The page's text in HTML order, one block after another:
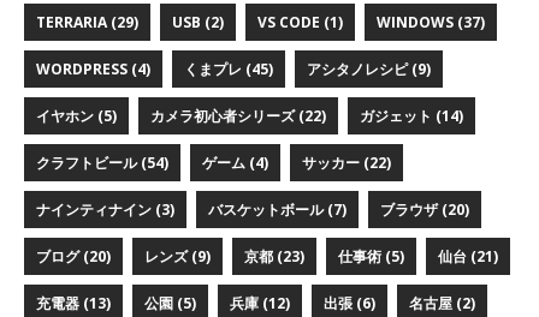
TERRARIA (29) USB (2) VS CODE (1) WINDOWS (37)
WORDPRESS (4) くまプレ (45) アシタノレシピ (9)
イヤホン (5) カメラ初心者シリーズ (22) ガジェット (14)
クラフトビール (54) ゲーム (4) サッカー (22)
ナインティナイン (3) バスケットボール (7) ブラウザ (20)
ブログ (20) レンズ (9) 京都 (23) 仕事術 (5) 仙台 (21)
充電器 (13) 公園 (5) 兵庫 (12) 出張 (6) 名古屋 (2)